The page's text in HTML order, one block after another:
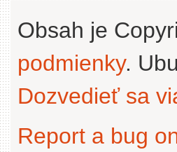
Obsah je
podmienky.
Dozvedieť sa
Report a bug